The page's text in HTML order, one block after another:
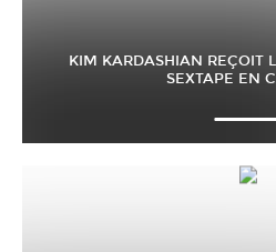
KIM KARDASHIAN REÇOIT
SEXTAPE EN